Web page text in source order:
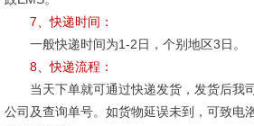
7、快递时间：
一般快递时间为1-2日，个别地区3日。
8、快递流程：
当天下单就可通过快递发货，发货后我
公司及查询单号。如货物延误未到，可致电